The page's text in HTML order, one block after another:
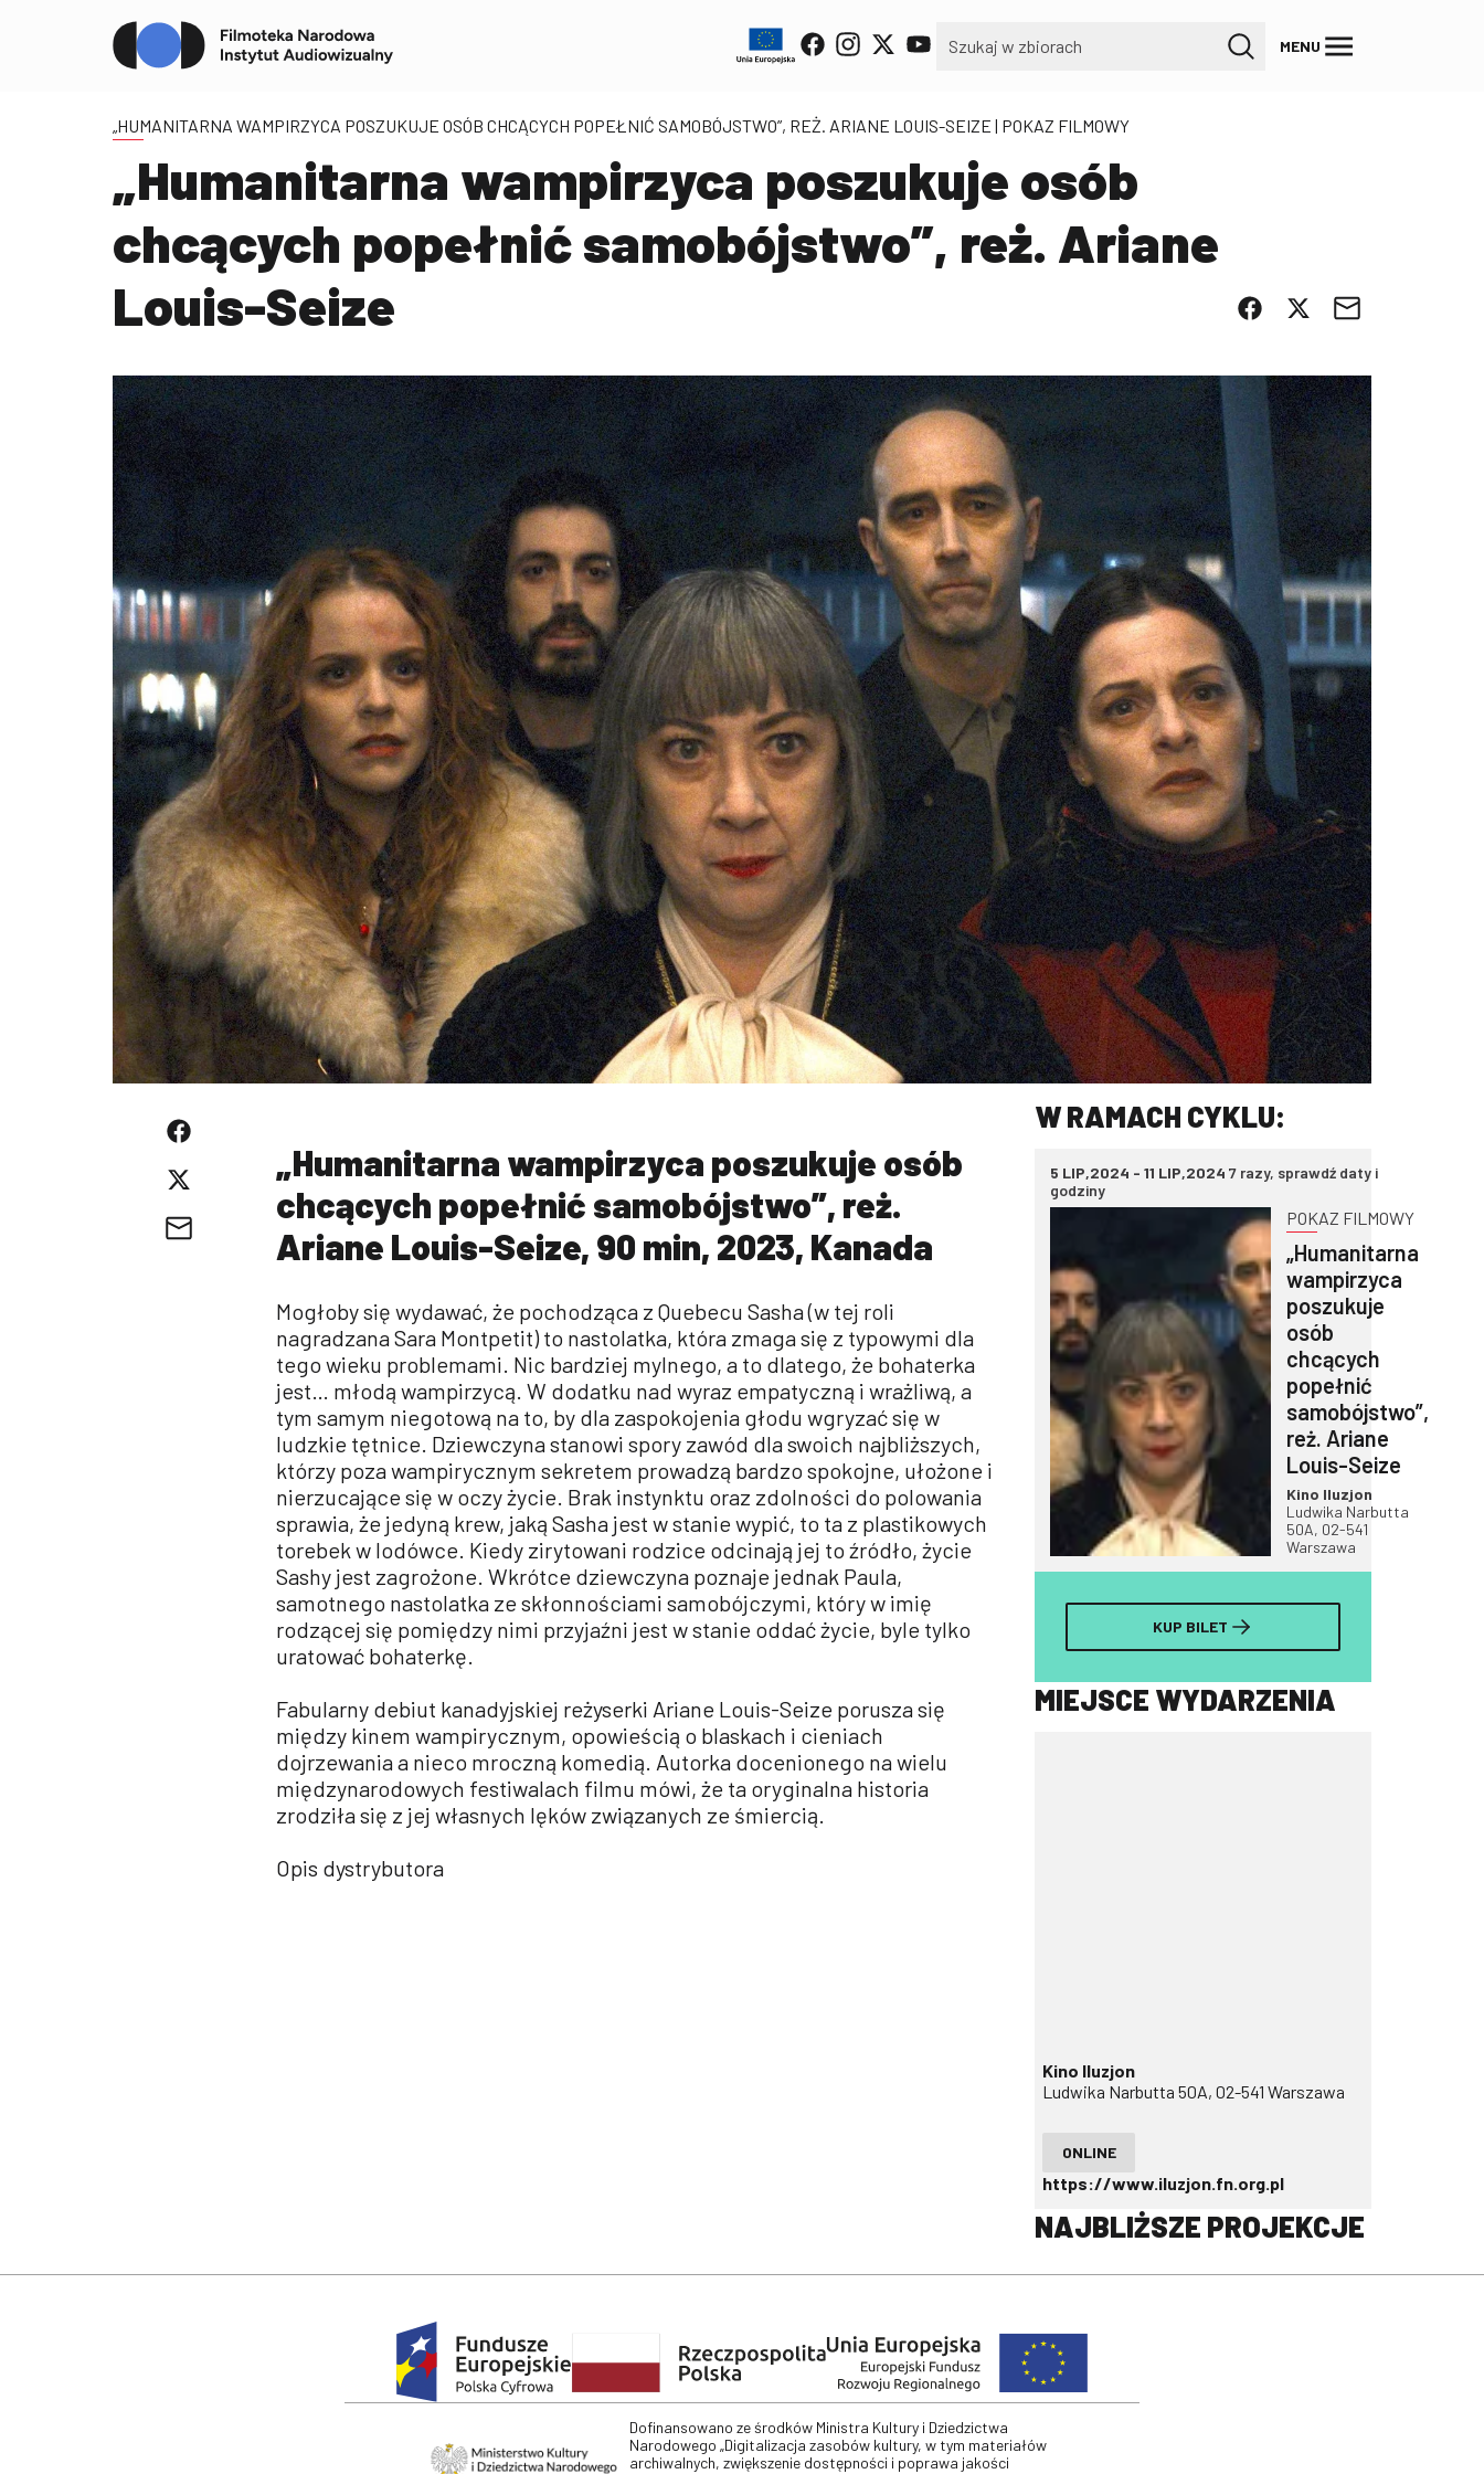
MENU
„HUMANITARNA WAMPIRZYCA POSZUKUJE OSÓB CHCĄCYCH POPEŁNIĆ SAMOBÓJSTWO”, REŻ. ARIANE LOUIS-SEIZE | POKAZ FILMOWY
„Humanitarna wampirzyca poszukuje osób
chcących popełnić samobójstwo”, reż. Ariane
Louis-Seize
„Humanitarna wampirzyca poszukuje osób
chcących popełnić samobójstwo”, reż.
Ariane Louis-Seize, 90 min, 2023, Kanada
Mogłoby się wydawać, że pochodząca z Quebecu Sasha (w tej roli
nagradzana Sara Montpetit) to nastolatka, która zmaga się z typowymi dla
tego wieku problemami. Nic bardziej mylnego, a to dlatego, że bohaterka
jest… młodą wampirzycą. W dodatku nad wyraz empatyczną i wrażliwą, a
tym samym niegotową na to, by dla zaspokojenia głodu wgryzać się w
ludzkie tętnice. Dziewczyna stanowi spory zawód dla swoich najbliższych,
którzy poza wampirycznym sekretem prowadzą bardzo spokojne, ułożone i
nierzucające się w oczy życie. Brak instynktu oraz zdolności do polowania
sprawia, że jedyną krew, jaką Sasha jest w stanie wypić, to ta z plastikowych
torebek w lodówce. Kiedy zirytowani rodzice odcinają jej to źródło, życie
Sashy jest zagrożone. Wkrótce dziewczyna poznaje jednak Paula,
samotnego nastolatka ze skłonnościami samobójczymi, który w imię
rodzącej się pomiędzy nimi przyjaźni jest w stanie oddać życie, byle tylko
uratować bohaterkę.
Fabularny debiut kanadyjskiej reżyserki Ariane Louis-Seize porusza się
między kinem wampirycznym, opowieścią o blaskach i cieniach
dojrzewania a nieco mroczną komedią. Autorka docenionego na wielu
międzynarodowych festiwalach filmu mówi, że ta oryginalna historia
zrodziła się z jej własnych lęków związanych ze śmiercią.
Opis dystrybutora
W RAMACH CYKLU:
5 LIP,2024 - 11 LIP,2024 7 razy, sprawdź daty i
godziny
POKAZ FILMOWY
„Humanitarna
wampirzyca
poszukuje
osób
chcących
popełnić
samobójstwo”,
reż. Ariane
Louis-Seize
Kino Iluzjon
Ludwika Narbutta
50A, 02-541
Warszawa
KUP BILET
MIEJSCE WYDARZENIA
Kino Iluzjon
Ludwika Narbutta 50A, 02-541 Warszawa
ONLINE
https://www.iluzjon.fn.org.pl
NAJBLIŻSZE PROJEKCJE
Dofinansowano ze środków Ministra Kultury i Dziedzictwa
Narodowego „Digitalizacja zasobów kultury, w tym materiałów
archiwalnych, zwiększenie dostępności i poprawa jakości